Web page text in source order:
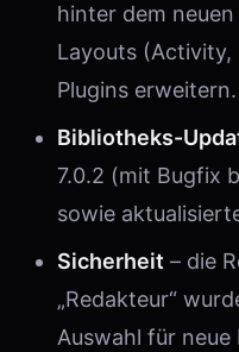
hinter dem
Layouts (Activity,
Plugins erweitern.
Bibliotheks-
7.0.2 (mit Bugfix
sowie
Sicherheit – die
„Redakteur“
Auswahl für